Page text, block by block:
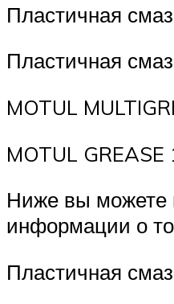
Пластичная
Пластичная
MOTUL
MOTUL GREASE
Ниже вы можете
информации о
Пластичная